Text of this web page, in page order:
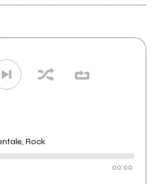
Rock
00:00